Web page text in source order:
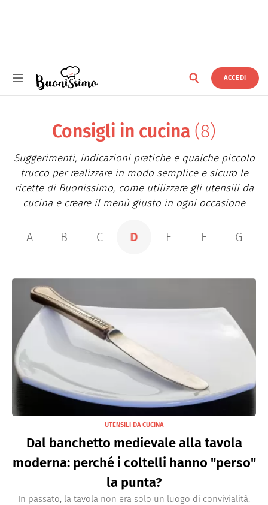
ACCEDI
Consigli in cucina (8)
Suggerimenti, indicazioni pratiche e qualche piccolo
trucco per realizzare in modo semplice e sicuro le
ricette di Buonissimo, come utilizzare gli utensili da
cucina e creare il menù giusto in ogni occasione
A B C D E F G
UTENSILI DA CUCINA
Dal banchetto medievale alla tavola
moderna: perché i coltelli hanno "perso"
la punta?
In passato, la tavola non era solo un luogo di convivialità,